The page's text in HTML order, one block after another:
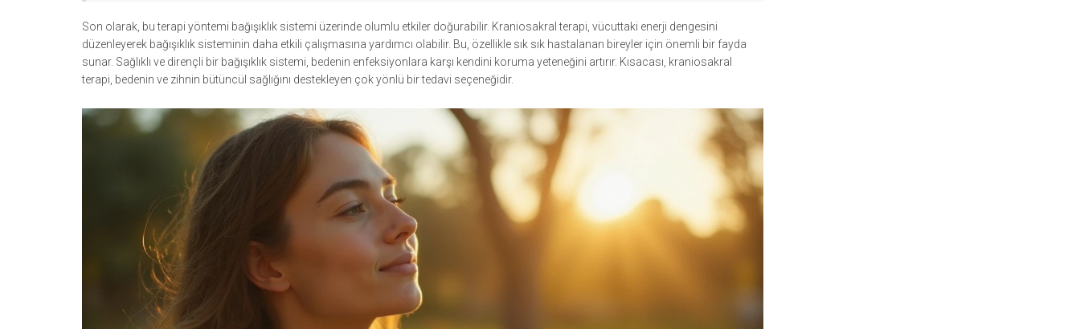
Son olarak, bu terapi yöntemi bağışıklık sistemi üzerinde olumlu etkiler doğurabilir. Kraniosakral terapi, vücuttaki enerji dengesini
düzenleyerek bağışıklık sisteminin daha etkili çalışmasına yardımcı olabilir. Bu, özellikle sık sık hastalanan bireyler için önemli bir fayda
sunar. Sağlıklı ve dirençli bir bağışıklık sistemi, bedenin enfeksiyonlara karşı kendini koruma yeteneğini artırır. Kısacası, kraniosakral
terapi, bedenin ve zihnin bütüncül sağlığını destekleyen çok yönlü bir tedavi seçeneğidir.